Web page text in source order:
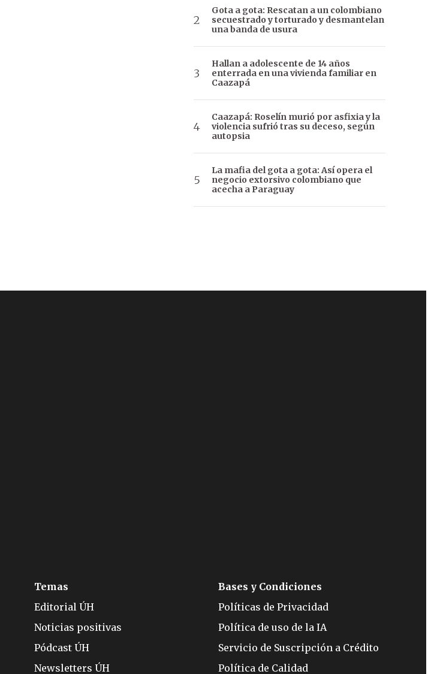
Gota a gota: Rescatan a un colombiano
secuestrado y torturado y desmantelan
una banda de usura
Hallan a adolescente de 14 años
enterrada en una vivienda familiar en
Caazapá
Caazapá: Roselín murió por asfixia y la
violencia sufrió tras su deceso, según
autopsia
La mafia del gota a gota: Así opera el
negocio extorsivo colombiano que
acecha a Paraguay
Temas
Editorial ÚH
Noticias positivas
Pódcast ÚH
Newsletters ÚH
Bases y Condiciones
Políticas de Privacidad
Política de uso de la IA
Servicio de Suscripción a Crédito
Política de Calidad